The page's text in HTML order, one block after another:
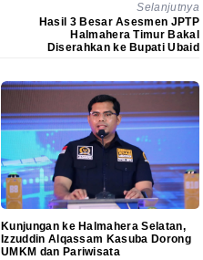
Selanjutnya
Hasil 3 Besar Asesmen JPTP
Halmahera Timur Bakal
Diserahkan ke Bupati Ubaid
Kunjungan ke Halmahera Selatan,
Izzuddin Alqassam Kasuba Dorong
UMKM dan Pariwisata